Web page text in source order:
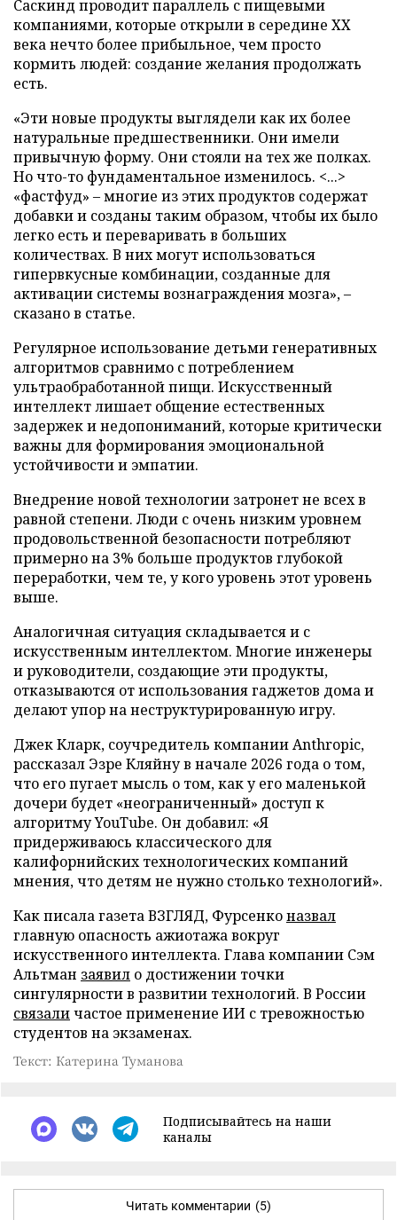
Саскинд проводит параллель с пищевыми
компаниями, которые открыли в середине ХХ
века нечто более прибыльное, чем просто
кормить людей: создание желания продолжать
есть.
«Эти новые продукты выглядели как их более
натуральные предшественники. Они имели
привычную форму. Они стояли на тех же полках.
Но что-то фундаментальное изменилось. <...>
«фастфуд» – многие из этих продуктов содержат
добавки и созданы таким образом, чтобы их было
легко есть и переваривать в больших
количествах. В них могут использоваться
гипервкусные комбинации, созданные для
активации системы вознаграждения мозга», –
сказано в статье.
Регулярное использование детьми генеративных
алгоритмов сравнимо с потреблением
ультраобработанной пищи. Искусственный
интеллект лишает общение естественных
задержек и недопониманий, которые критически
важны для формирования эмоциональной
устойчивости и эмпатии.
Внедрение новой технологии затронет не всех в
равной степени. Люди с очень низким уровнем
продовольственной безопасности потребляют
примерно на 3% больше продуктов глубокой
переработки, чем те, у кого уровень этот уровень
выше.
Аналогичная ситуация складывается и с
искусственным интеллектом. Многие инженеры
и руководители, создающие эти продукты,
отказываются от использования гаджетов дома и
делают упор на неструктурированную игру.
Джек Кларк, соучредитель компании Anthropic,
рассказал Эзре Кляйну в начале 2026 года о том,
что его пугает мысль о том, как у его маленькой
дочери будет «неограниченный» доступ к
алгоритму YouTube. Он добавил: «Я
придерживаюсь классического для
калифорнийских технологических компаний
мнения, что детям не нужно столько технологий».
Как писала газета ВЗГЛЯД, Фурсенконазвал
главную опасность ажиотажа вокруг
искусственного интеллекта. Глава компании Сэм
Альтман заявил о достижении точки
сингулярности в развитии технологий. В России
связаличастое применение ИИ с тревожностью
студентов на экзаменах.
Текст: Катерина Туманова
Подписывайтесь на наши
каналы
Читать комментарии (5)